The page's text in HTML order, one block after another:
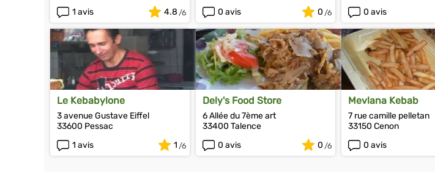
1 avis
4.8
0 avis
0
0 avis
Le Kebabylone
3 avenue Gustave Eiffel
33600 Pessac
1 avis
1
Dely's Food Store
6 Allée du 7ème art
33400 Talence
0 avis
0
Mevlana Kebab
7 rue camille pelletan
33150 Cenon
0 avis